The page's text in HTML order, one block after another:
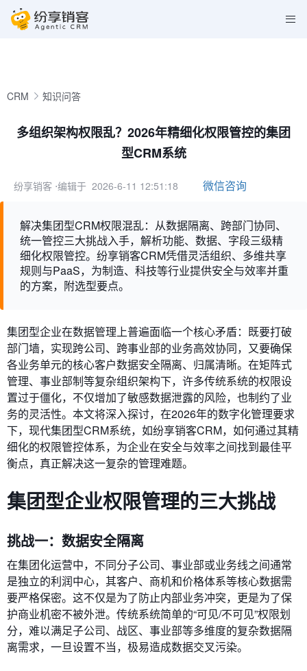
CRM 知识问答
多组织架构权限乱？2026年精细化权限管控的集团
型CRM系统
纷享销客 ⋅编辑于 2026-6-11 12:51:18 微信咨询
解决集团型CRM权限混乱：从数据隔离、跨部门协同、
统一管控三大挑战入手，解析功能、数据、字段三级精
细化权限管控。纷享销客CRM凭借灵活组织、多维共享
规则与PaaS，为制造、科技等行业提供安全与效率并重
的方案，附选型要点。
集团型企业在数据管理上普遍面临一个核心矛盾：既要打破
部门墙，实现跨公司、跨事业部的业务高效协同，又要确保
各业务单元的核心客户数据安全隔离、归属清晰。在矩阵式
管理、事业部制等复杂组织架构下，许多传统系统的权限设
置过于僵化，不仅增加了敏感数据泄露的风险，也制约了业
务的灵活性。本文将深入探讨，在2026年的数字化管理要求
下，现代集团型CRM系统，如纷享销客CRM，如何通过其精
细化的权限管控体系，为企业在安全与效率之间找到最佳平
衡点，真正解决这一复杂的管理难题。
集团型企业权限管理的三大挑战
挑战一：数据安全隔离
在集团化运营中，不同分子公司、事业部或业务线之间通常
是独立的利润中心，其客户、商机和价格体系等核心数据需
要严格保密。这不仅是为了防止内部业务冲突，更是为了保
护商业机密不被外泄。传统系统简单的“可见/不可见”权限划
分，难以满足子公司、战区、事业部等多维度的复杂数据隔
离需求，一旦设置不当，极易造成数据交叉污染。